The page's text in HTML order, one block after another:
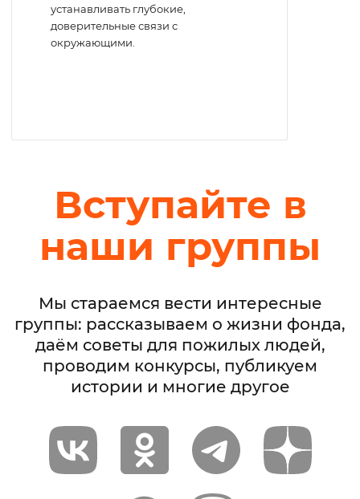
устанавливать глубокие,
доверительные связи с
окружающими.
Вступайте в
наши группы
Мы стараемся вести интересные
группы: рассказываем о жизни фонда,
даём советы для пожилых людей,
проводим конкурсы, публикуем
истории и многие другое